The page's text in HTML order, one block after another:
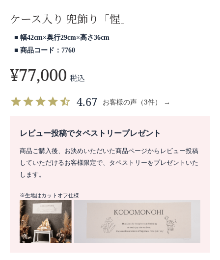
ケース入り 兜飾り「惺」
幅42cm×奥行29cm×高さ36cm
商品コード：7760
¥77,000 税込
4.67 お客様の声（3件） →
レビュー投稿でタペストリープレゼント
商品ご購入後、お決めいただいた商品ページからレビュー投稿
していただけるお客様限定で、タペストリーをプレゼントいた
します。
※生地はカットオフ仕様